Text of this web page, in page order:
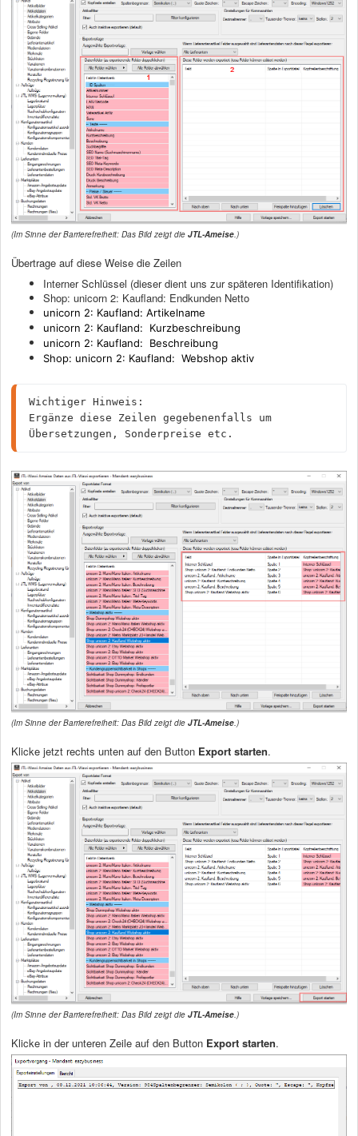
(Im Sinne der Barrierefreiheit: Das Bild zeigt die JTL-Ameise.)
Übertrage auf diese Weise die Zeilen
Interner Schlüssel (dieser dient uns zur späteren Identifikation)
Shop: unicorn 2: Kaufland: Endkunden Netto
unicorn 2: Kaufland: Artikelname
unicorn 2: Kaufland:
Kurzbeschreibung
unicorn 2: Kaufland:
Beschreibung
Shop: unicorn 2: Kaufland: Webshop aktiv
Wichtiger Hinweis:
Ergänze diese Zeilen gegebenenfalls um
Übersetzungen, Sonderpreise etc.
(Im Sinne der Barrierefreiheit: Das Bild zeigt die JTL-Ameise.)
Klicke jetzt rechts unten auf den Button Export starten.
(Im Sinne der Barrierefreiheit: Das Bild zeigt die JTL-Ameise.)
Klicke in der unteren Zeile auf den Button Export starten.